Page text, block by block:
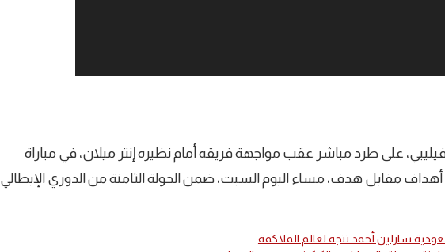
على طرد مباشر عقب مواجهة فريقه أمام نظيره إنتر ميلان، في مباراة
أهداف مقابل هدف، مساء اليوم السبت، ضمن الجولة الثامنة من الدوري الإيطالي